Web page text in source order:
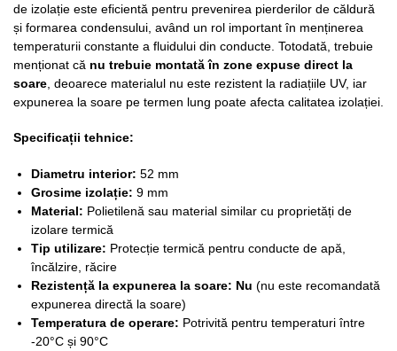
de izolație este eficientă pentru prevenirea pierderilor de căldură
și formarea condensului, având un rol important în menținerea
temperaturii constante a fluidului din conducte. Totodată, trebuie
menționat că nu trebuie montată în zone expuse direct la
soare , deoarece materialul nu este rezistent la radiațiile UV, iar
expunerea la soare pe termen lung poate afecta calitatea izolației.
Specificații tehnice:
Diametru interior: 52 mm
Grosime izolație: 9 mm
Material: Polietilenă sau material similar cu proprietăți de
izolare termică
Tip utilizare: Protecție termică pentru conducte de apă,
încălzire, răcire
Rezistență la expunerea la soare: Nu (nu este recomandată
expunerea directă la soare)
Temperatura de operare: Potrivită pentru temperaturi între
-20°C și 90°C